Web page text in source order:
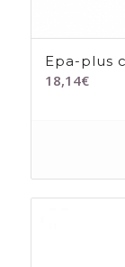
Epa-plus
18,14€